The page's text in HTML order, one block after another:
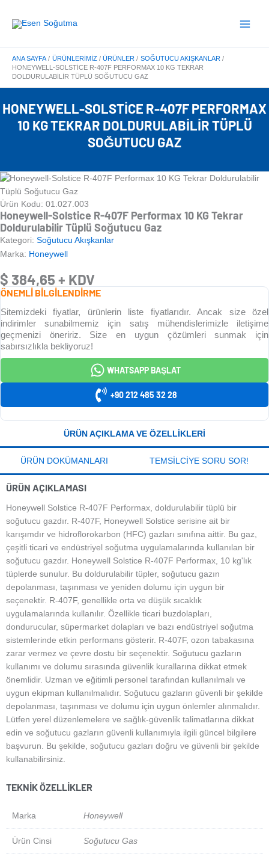
atla
Menu
ANA SAYFA ÜRÜNLERIMIZ ÜRÜNLER
SOĞUTUCU AKIŞKANLAR
HONEYWELL-SOLSTICE R-407F PERFORMAX 10 KG TEKRAR
DOLDURULABILIR TÜPLÜ SOĞUTUCU GAZ
HONEYWELL-SOLSTICE R-407F PERFORMAX
10 KG TEKRAR DOLDURULABILIR TÜPLÜ
SOĞUTUCU GAZ
Ürün Kodu: 01.027.003
Honeywell-Solstice R-407F Performax 10 KG Tekrar
Doldurulabilir Tüplü Soğutucu Gaz
Kategori: Soğutucu Akışkanlar
Marka: Honeywell
$ 384,65 + KDV
ÖNEMLİ BİLGİLENDİRME
Sitemizdeki fiyatlar, ürünlerin liste fiyatlarıdır. Ancak size özel
indirimler sunabilmemiz için satış mühendislerimizle iletişime
geçmenizi öneririz. Size en uygun çözümleri sunmak için
sabırsızlıkla bekliyoruz!
WHATSAPP BAŞLAT
+90 212 485 32 28
ÜRÜN AÇIKLAMA VE ÖZELLIKLERI
ÜRÜN DOKÜMANLARI TEMSILCIYE SORU SOR!
ÜRÜN AÇIKLAMASI
Honeywell Solstice R-407F Performax, doldurulabilir tüplü bir
soğutucu gazdır. R-407F, Honeywell Solstice serisine ait bir
karışımdır ve hidroflorokarbon (HFC) gazları sınıfına aittir. Bu gaz,
çeşitli ticari ve endüstriyel soğutma uygulamalarında kullanılan bir
soğutucu gazdır. Honeywell Solstice R-407F Performax, 10 kg'lık
tüplerde sunulur. Bu doldurulabilir tüpler, soğutucu gazın
depolanması, taşınması ve yeniden dolumu için uygun bir
seçenektir. R-407F, genellikle orta ve düşük sıcaklık
uygulamalarında kullanılır. Özellikle ticari buzdolapları,
dondurucular, süpermarket dolapları ve bazı endüstriyel soğutma
sistemlerinde etkin performans gösterir. R-407F, ozon tabakasına
zarar vermez ve çevre dostu bir seçenektir. Soğutucu gazların
kullanımı ve dolumu sırasında güvenlik kurallarına dikkat etmek
önemlidir. Uzman ve eğitimli personel tarafından kullanılmalı ve
uygun ekipman kullanılmalıdır. Soğutucu gazların güvenli bir şekilde
depolanması, taşınması ve dolumu için uygun önlemler alınmalıdır.
Lütfen yerel düzenlemelere ve sağlık-güvenlik talimatlarına dikkat
edin ve soğutucu gazların güvenli kullanımıyla ilgili güncel bilgilere
başvurun. Bu şekilde, soğutucu gazları doğru ve güvenli bir şekilde
kullanabilirsiniz.
TEKNIK ÖZELLIKLER
Marka Honeywell
Ürün Cinsi Soğutucu Gas